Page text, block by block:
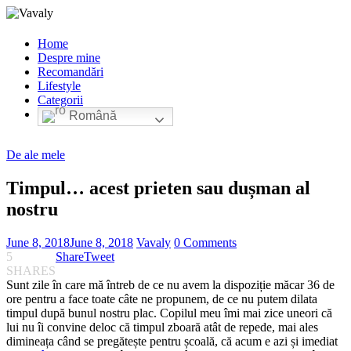
Home
Despre mine
Recomandări
Lifestyle
Categorii
Română
De ale mele
Timpul… acest prieten sau dușman al
nostru
June 8, 2018June 8, 2018 Vavaly 0 Comments
5
SHARES
ShareTweet
Sunt zile în care mă întreb de ce nu avem la dispoziție măcar 36 de
ore pentru a face toate câte ne propunem, de ce nu putem dilata
timpul după bunul nostru plac. Copilul meu îmi mai zice uneori că
lui nu îi convine deloc că timpul zboară atât de repede, mai ales
dimineața când se pregătește pentru școală, că acum e azi și imediat